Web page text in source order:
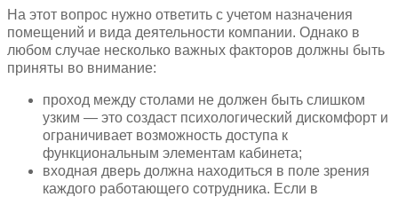
На этот вопрос нужно ответить с учетом назначения
помещений и вида деятельности компании. Однако в
любом случае несколько важных факторов должны быть
приняты во внимание:
проход между столами не должен быть слишком
узким — это создаст психологический дискомфорт и
ограничивает возможность доступа к
функциональным элементам кабинета;
входная дверь должна находиться в поле зрения
каждого работающего сотрудника. Если в